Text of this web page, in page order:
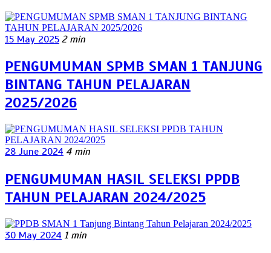
15 May 2025 2 min
PENGUMUMAN SPMB SMAN 1 TANJUNG
BINTANG TAHUN PELAJARAN
2025/2026
28 June 2024 4 min
PENGUMUMAN HASIL SELEKSI PPDB
TAHUN PELAJARAN 2024/2025
30 May 2024 1 min